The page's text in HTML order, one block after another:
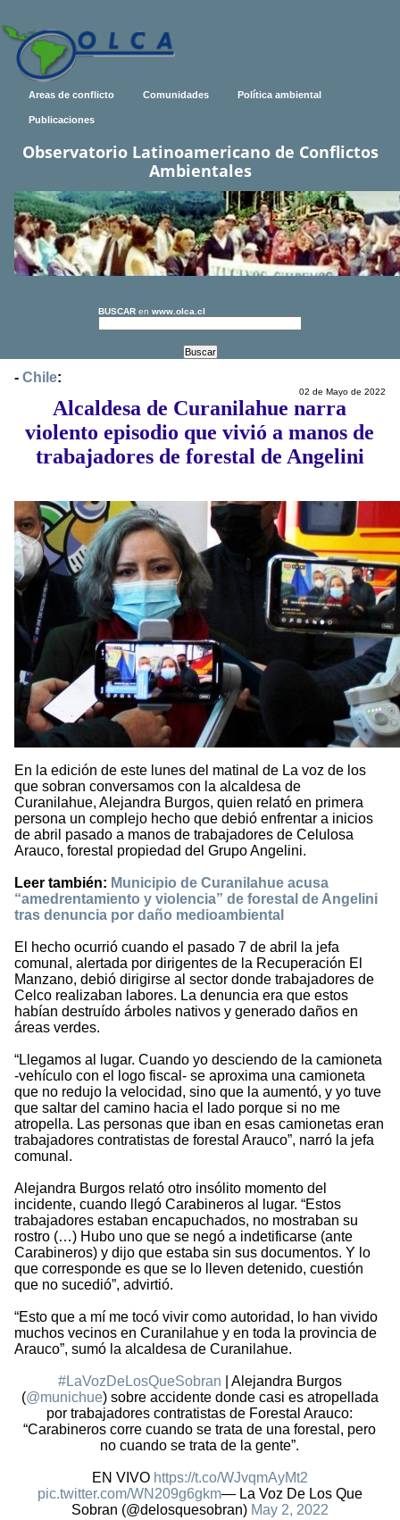
Areas de conflicto Comunidades Política ambiental
Publicaciones
Observatorio Latinoamericano de Conflictos
Ambientales
BUSCAR en www.olca.cl
- Chile:
02 de Mayo de 2022
Alcaldesa de Curanilahue narra
violento episodio que vivió a manos de
trabajadores de forestal de Angelini
En la edición de este lunes del matinal de La voz de los
que sobran conversamos con la alcaldesa de
Curanilahue, Alejandra Burgos, quien relató en primera
persona un complejo hecho que debió enfrentar a inicios
de abril pasado a manos de trabajadores de Celulosa
Arauco, forestal propiedad del Grupo Angelini.
Leer también: Municipio de Curanilahue acusa
“amedrentamiento y violencia” de forestal de Angelini
tras denuncia por daño medioambiental
El hecho ocurrió cuando el pasado 7 de abril la jefa
comunal, alertada por dirigentes de la Recuperación El
Manzano, debió dirigirse al sector donde trabajadores de
Celco realizaban labores. La denuncia era que estos
habían destruído árboles nativos y generado daños en
áreas verdes.
“Llegamos al lugar. Cuando yo desciendo de la camioneta
-vehículo con el logo fiscal- se aproxima una camioneta
que no redujo la velocidad, sino que la aumentó, y yo tuve
que saltar del camino hacia el lado porque si no me
atropella. Las personas que iban en esas camionetas eran
trabajadores contratistas de forestal Arauco”, narró la jefa
comunal.
Alejandra Burgos relató otro insólito momento del
incidente, cuando llegó Carabineros al lugar. “Estos
trabajadores estaban encapuchados, no mostraban su
rostro (…) Hubo uno que se negó a indetificarse (ante
Carabineros) y dijo que estaba sin sus documentos. Y lo
que corresponde es que se lo lleven detenido, cuestión
que no sucedió”, advirtió.
“Esto que a mí me tocó vivir como autoridad, lo han vivido
muchos vecinos en Curanilahue y en toda la provincia de
Arauco”, sumó la alcaldesa de Curanilahue.
#LaVozDeLosQueSobran | Alejandra Burgos
(@munichue) sobre accidente donde casi es atropellada
por trabajadores contratistas de Forestal Arauco:
“Carabineros corre cuando se trata de una forestal, pero
no cuando se trata de la gente”.
EN VIVO https://t.co/WJvqmAyMt2
pic.twitter.com/WN209g6gkm— La Voz De Los Que
Sobran (@delosquesobran) May 2, 2022